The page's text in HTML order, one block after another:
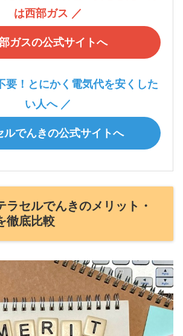
は西部ガス ／
ガスの公式サイトへ
要！とにかく電気代を安くした
い人へ ／
ルでんきの公式サイトへ
ラセルでんきのメリット・
徹底比較